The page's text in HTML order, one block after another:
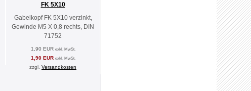
FK 5X10
Gabelkopf FK 5X10 verzinkt,
Gewinde M5 X 0,8 rechts, DIN
71752
1,90 EUR exkl. MwSt.
1,90 EUR exkl. MwSt.
zzgl. Versandkosten